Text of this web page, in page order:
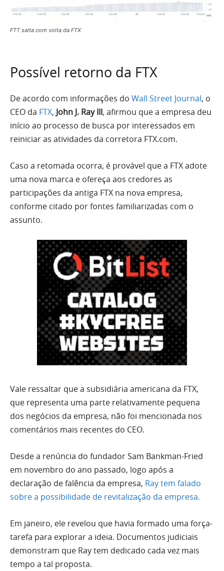
FTT salta com volta da FTX
Possível retorno da FTX
De acordo com informações do Wall Street Journal, o
CEO da FTX, John J. Ray III, afirmou que a empresa deu
início ao processo de busca por interessados em
reiniciar as atividades da corretora FTX.com.
Caso a retomada ocorra, é provável que a FTX adote
uma nova marca e ofereça aos credores as
participações da antiga FTX na nova empresa,
conforme citado por fontes familiarizadas com o
assunto.
Vale ressaltar que a subsidiária americana da FTX,
que representa uma parte relativamente pequena
dos negócios da empresa, não foi mencionada nos
comentários mais recentes do CEO.
Desde a renúncia do fundador Sam Bankman-Fried
em novembro do ano passado, logo após a
declaração de falência da empresa, Ray tem falado
sobre a possibilidade de revitalização da empresa.
Em janeiro, ele revelou que havia formado uma força-
tarefa para explorar a ideia. Documentos judiciais
demonstram que Ray tem dedicado cada vez mais
tempo a tal proposta.